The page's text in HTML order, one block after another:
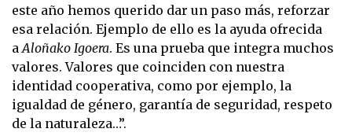
este año hemos querido dar un paso más, reforzar
esa relación. Ejemplo de ello es la ayuda ofrecida
a Aloñako Igoera. Es una prueba que integra muchos
valores. Valores que coinciden con nuestra
identidad cooperativa, como por ejemplo, la
igualdad de género, garantía de seguridad, respeto
de la naturaleza…”.